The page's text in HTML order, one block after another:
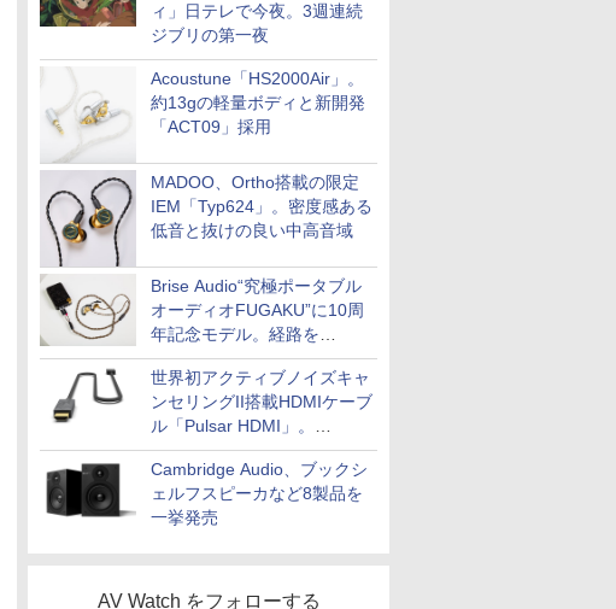
ィ」日テレで今夜。3週連続
ジブリの第一夜
Acoustune「HS2000Air」。
約13gの軽量ボディと新開発
「ACT09」採用
MADOO、Ortho搭載の限定
IEM「Typ624」。密度感ある
低音と抜けの良い中高音域
Brise Audio“究極ポータブル
オーディオFUGAKU”に10周
年記念モデル。経路を
NISHIKIで統一。400万円
世界初アクティブノイズキャ
ンセリングII搭載HDMIケーブ
ル「Pulsar HDMI」。
SilentPowerから
Cambridge Audio、ブックシ
ェルフスピーカなど8製品を
一挙発売
AV Watch をフォローする